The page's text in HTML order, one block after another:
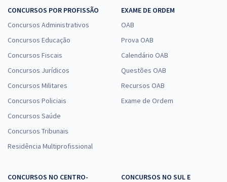
CONCURSOS POR PROFISSÃO
Concursos Administrativos
Concursos Educação
Concursos Fiscais
Concursos Jurídicos
Concursos Militares
Concursos Policiais
Concursos Saúde
Concursos Tribunais
Residência Multiprofissional
EXAME DE ORDEM
OAB
Prova OAB
Calendário OAB
Questões OAB
Recursos OAB
Exame de Ordem
CONCURSOS NO CENTRO-
CONCURSOS NO SUL E